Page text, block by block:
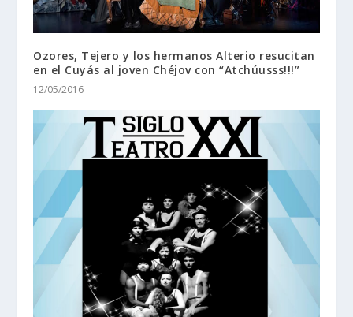
Ozores, Tejero y los hermanos Alterio resucitan
en el Cuyás al joven Chéjov con “Atchúusss!!!”
12/05/2016